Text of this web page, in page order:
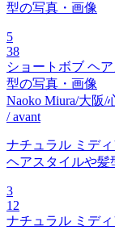
型の写真・画像
5
38
ショートボブ ヘ
型の写真・画像
Naoko Miura/大阪/
/ avant
ナチュラル ミデ
ヘアスタイルや髪
3
12
ナチュラル ミデ